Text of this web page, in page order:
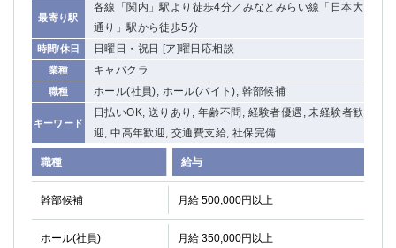
最寄り駅
各線「関内」駅より徒歩4分／みなとみらい線「日本大
通り」駅から徒歩5分
時間/休日 日曜日・祝日 [ア]曜日応相談
業種 キャバクラ
職種 ホール(社員), ホール(バイト), 幹部候補
キーワード
日払いOK, 送りあり, 年齢不問, 経験者優遇, 未経験者歓
迎, 中高年歓迎, 交通費支給, 社保完備
職種 給与
幹部候補 月給 500,000円以上
ホール(社員) 月給 350,000円以上